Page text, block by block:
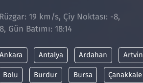
19 km/s, Çiy Noktası: -8,
Gün Batımı: 18:14
Ankara Antalya Ardahan Artvin
Bolu Burdur Bursa Çanakkale